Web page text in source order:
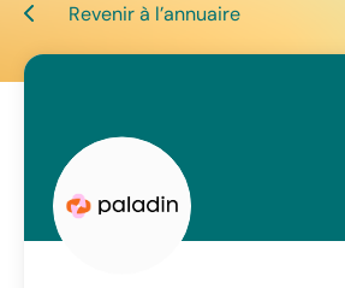
Revenir à l’annuaire